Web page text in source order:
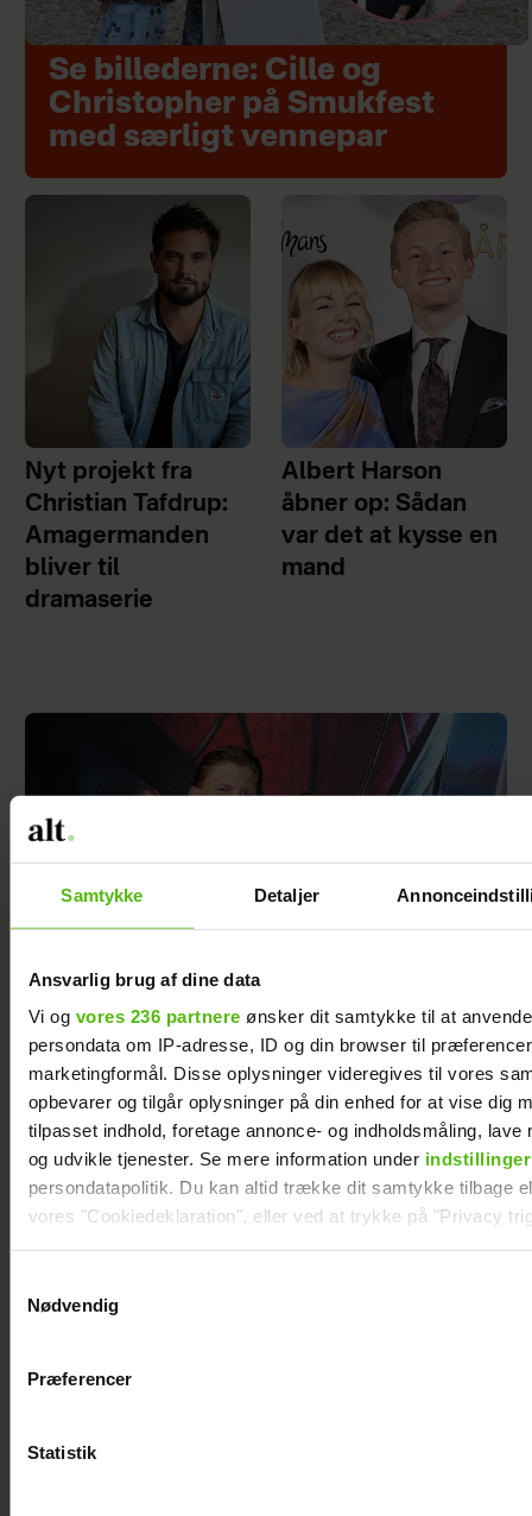
Samtykke Detaljer
Ansvarlig brug af dine data
Vi og vores 236 partnere ønsker dit samtykke til at
persondata om IP-adresse, ID og din browser til
marketingformål. Disse oplysninger videregives til vores
opbevarer og tilgår oplysninger på din enhed for at vise dig
tilpasset indhold, foretage annonce- og indholdsmåling, lave
og udvikle tjenester. Se mere information under indstillinger
persondatapolitik. Du kan altid trække dit samtykke tilbage
vores "Cookiedeklaration", eller ved at trykke på "Privacy
Vi anvender egne cookies og cookies fra tredjeparter til at
generere statistik og huske dine præferencer samt til brug
Nødvendig
Præferencer
Statistik
Se billederne: Cille og
Christopher på Smukfest
med særligt vennepar
Nyt projekt fra
Christian Tafdrup:
Amagermanden
bliver til
dramaserie
Albert Harson
åbner op: Sådan
var det at kysse en
mand
Efter lang pause: Nu bryder Jackie Navarro
tavsheden med stor afsløring
Jesper Skibby deler stor familieglæde: Skal